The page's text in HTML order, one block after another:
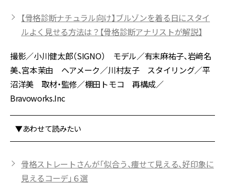
【骨格診断ナチュラル向け】ブルゾンを着る日にスタイ
ルよく見せる方法は？【骨格診断アナリストが解説】
撮影／小川健太郎（SIGNO） モデル／有末麻祐子、岩﨑名
美、宮本茉由 ヘアメーク／川村友子 スタイリング／平
沼洋美 取材・監修／棚田トモコ 再構成／
Bravoworks.Inc
▼あわせて読みたい
骨格ストレートさんが「似合う、痩せて見える、好印象に
見えるコーデ」６選